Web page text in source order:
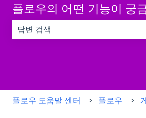
플로우의 어떤 기능이 궁
플로우 도움말 센터 플로우